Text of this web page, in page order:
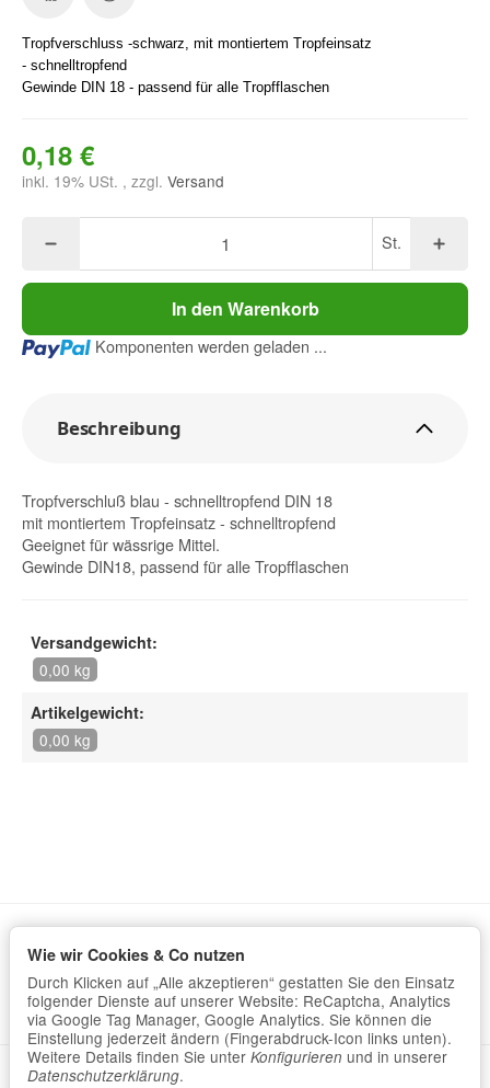
Tropfverschluss -schwarz, mit montiertem Tropfeinsatz
- schnelltropfend
Gewinde DIN 18 - passend für alle Tropfflaschen
0,18 €
inkl. 19% USt. , zzgl. Versand
St.
In den Warenkorb
Loading... Komponenten werden geladen ...
Beschreibung
Tropfverschluß blau - schnelltropfend DIN 18
mit montiertem Tropfeinsatz - schnelltropfend
Geeignet für wässrige Mittel.
Gewinde DIN18, passend für alle Tropfflaschen
Versandgewicht:
0,00 kg
Artikelgewicht:
0,00 kg
Informationen
Gesetzliche Informationen
Datenschutzerklärung
Wie wir Cookies & Co nutzen
Durch Klicken auf „Alle akzeptieren“ gestatten Sie den Einsatz
folgender Dienste auf unserer Website: ReCaptcha, Analytics
via Google Tag Manager, Google Analytics. Sie können die
Einstellung jederzeit ändern (Fingerabdruck-Icon links unten).
Weitere Details finden Sie unter Konfigurieren und in unserer
Datenschutzerklärung.